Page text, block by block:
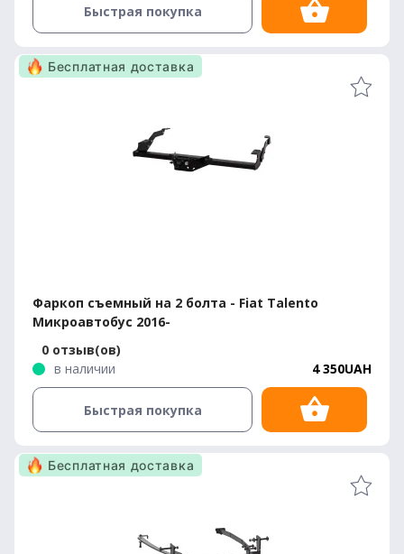
Быстрая покупка
Фаркоп съемный на 2 болта - Fiat Talento
Микроавтобус 2016-
0 отзыв(ов)
в наличии
4 350UAH
Бесплатная доставка
Быстрая покупка
Бесплатная доставка